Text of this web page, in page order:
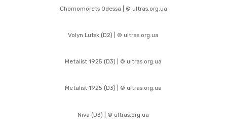
Chornomorets Odessa | © ultras.org.ua
Volyn Lutsk (D2) | © ultras.org.ua
Metalist 1925 (D3) | © ultras.org.ua
Metalist 1925 (D3) | © ultras.org.ua
Niva (D3) | © ultras.org.ua